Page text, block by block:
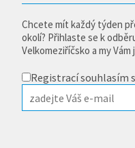
Chcete mít každý týden
okolí? Přihlaste se k
Velkomeziříčsko a my
Registrací souhlasím